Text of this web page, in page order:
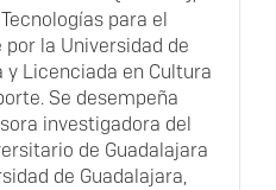
para el
por la Universidad de
y Licenciada en Cultura
Se desempeña
investigadora del
de Guadalajara
de Guadalajara,